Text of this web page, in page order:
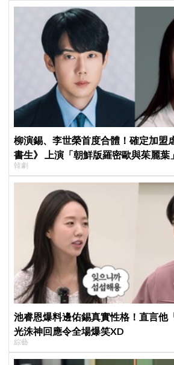
柳演錫、李世榮首度合體！確定加盟
書生》 上演「朝鮮版羅密歐與茱麗葉」
韓劇
池睿恩爆料邊佑錫真實性格！直言他
光洙神回應令全場爆笑XD
綜藝